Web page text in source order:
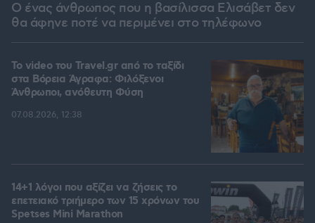
Ο ένας άνθρωπος που η βασίλισσα Ελισάβετ δεν
θα άφηνε ποτέ να περιμένει στο τηλέφωνο
To video του Travel.gr από το ταξίδι
στα Βόρεια Άγραφα: Φιλόξενοι
Άνθρωποι, ανόθευτη Φύση
07.08.2026, 12:38
14+1 λόγοι που αξίζει να ζήσεις το
επετειακό τριήμερο των 15 χρόνων του
Spetses Mini Marathon